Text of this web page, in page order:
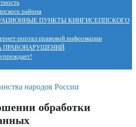
района
ПУНКТЫ КИНГИСЕППСКОГО
портал правовой информации
ПРАВОНАРУШЕНИЙ
обработки